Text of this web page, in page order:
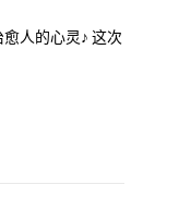
人的心灵♪ 这次